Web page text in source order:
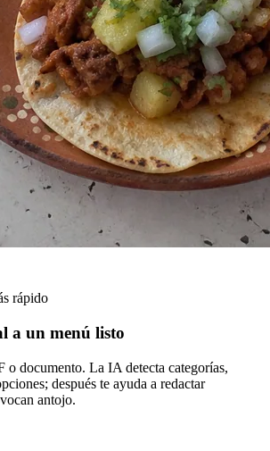
rápido
a un menú listo
o documento. La IA detecta categorías,
después te ayuda a redactar
antojo.